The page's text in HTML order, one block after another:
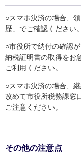
○スマホ決済の場合、
歴」でご確認ください。
○市役所で納付の確認
納税証明書の取得をお
ご利用ください。
○スマホ決済の場合、
改めて市役所税務課窓
ご注意ください。
その他の注意点